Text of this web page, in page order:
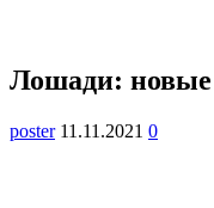
Лошади: новые
poster 11.11.2021 0